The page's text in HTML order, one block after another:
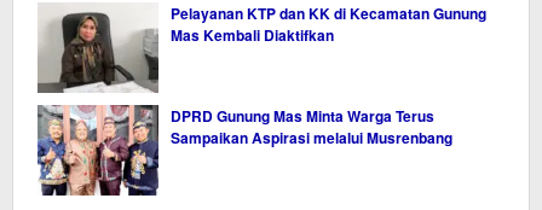
Pelayanan KTP dan KK di Kecamatan Gunung
Mas Kembali Diaktifkan
DPRD Gunung Mas Minta Warga Terus
Sampaikan Aspirasi melalui Musrenbang